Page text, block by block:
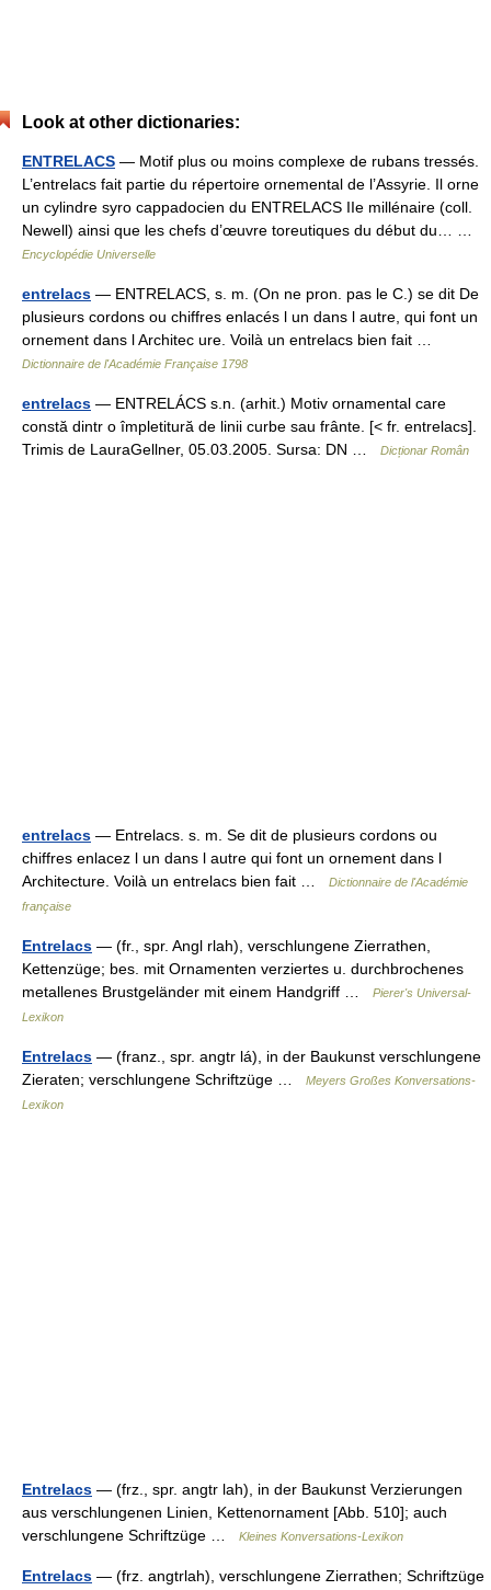
Look at other dictionaries:
ENTRELACS — Motif plus ou moins complexe de rubans tressés.
L’entrelacs fait partie du répertoire ornemental de l’Assyrie. Il orne
un cylindre syro cappadocien du ENTRELACS IIe millénaire (coll.
Newell) ainsi que les chefs d’œuvre toreutiques du début du… …
Encyclopédie Universelle
entrelacs — ENTRELACS, s. m. (On ne pron. pas le C.) se dit De
plusieurs cordons ou chiffres enlacés l un dans l autre, qui font un
ornement dans l Architec ure. Voilà un entrelacs bien fait …
Dictionnaire de l'Académie Française 1798
entrelacs — ENTRELÁCS s.n. (arhit.) Motiv ornamental care
constă dintr o împletitură de linii curbe sau frânte. [< fr. entrelacs].
Trimis de LauraGellner, 05.03.2005. Sursa: DN …
Dicționar Român
entrelacs — Entrelacs. s. m. Se dit de plusieurs cordons ou
chiffres enlacez l un dans l autre qui font un ornement dans l
Architecture. Voilà un entrelacs bien fait …
Dictionnaire de l'Académie
française
Entrelacs — (fr., spr. Angl rlah), verschlungene Zierrathen,
Kettenzüge; bes. mit Ornamenten verziertes u. durchbrochenes
metallenes Brustgeländer mit einem Handgriff …
Pierer's Universal-
Lexikon
Entrelacs — (franz., spr. angtr lá), in der Baukunst verschlungene
Zieraten; verschlungene Schriftzüge …
Meyers Großes Konversations-
Lexikon
Entrelacs — (frz., spr. angtr lah), in der Baukunst Verzierungen
aus verschlungenen Linien, Kettenornament [Abb. 510]; auch
verschlungene Schriftzüge …
Kleines Konversations-Lexikon
Entrelacs — (frz. angtrlah), verschlungene Zierrathen; Schriftzüge